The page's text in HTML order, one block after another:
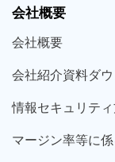
会社概要
会社概要
会社紹介資料ダ
情報セキュリテ
マージン率等に